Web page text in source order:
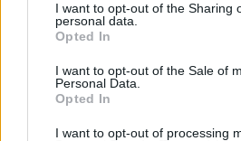
I want to opt-out of the Sharing
personal data.
Opted In
I want to opt-out of the Sale of
Personal Data.
Opted In
I want to opt-out of processing